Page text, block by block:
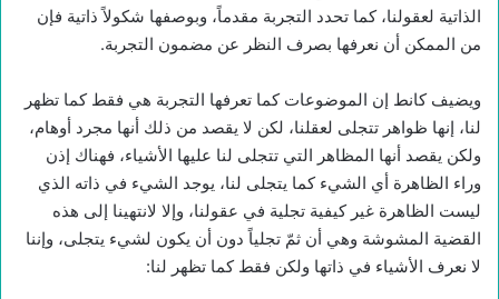
الذاتية لعقولنا، كما تحدد التجربة مقدماً، وبوصفها شكولاً ذاتية فإن
من الممكن أن نعرفها بصرف النظر عن مضمون التجربة.
ويضيف كانط إن الموضوعات كما تعرفها التجربة هي فقط كما تظهر
لنا، إنها ظواهر تتجلى لعقلنا، لكن لا يقصد من ذلك أنها مجرد أوهام،
ولكن يقصد أنها المظاهر التي تتجلى لنا عليها الأشياء، فهناك إذن
وراء الظاهرة أي الشيء كما يتجلى لنا، يوجد الشيء في ذاته الذي
ليست الظاهرة غير كيفية تجلية في عقولنا، وإلا لانتهينا إلى هذه
القضية المشوشة وهي أن ثمّ تجلياً دون أن يكون لشيء يتجلى، وإننا
لا نعرف الأشياء في ذاتها ولكن فقط كما تظهر لنا: